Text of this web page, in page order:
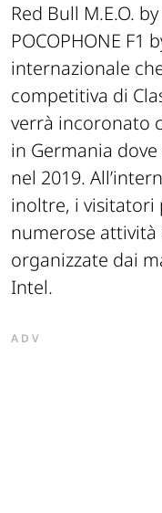
Red Bull M.E.O.
POCOPHONE F1
internazionale
competitiva di
verrà incoronato
in Germania
nel 2019.
inoltre, i visitatori
numerose
organizzate dai
Intel.
ADV